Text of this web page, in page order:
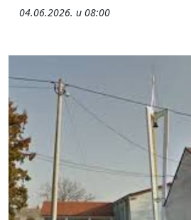
04.06.2026. u 08:00